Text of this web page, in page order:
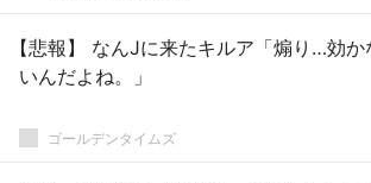
【悲報】 なんJに来たキルア「煽り…効か
いんだよね。」
ゴールデンタイムズ